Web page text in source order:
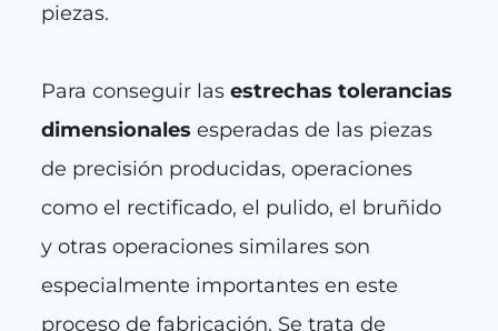
piezas.
Para conseguir las estrechas tolerancias
dimensionales esperadas de las piezas
de precisión producidas, operaciones
como el rectificado, el pulido, el bruñido
y otras operaciones similares son
especialmente importantes en este
proceso de fabricación. Se trata de